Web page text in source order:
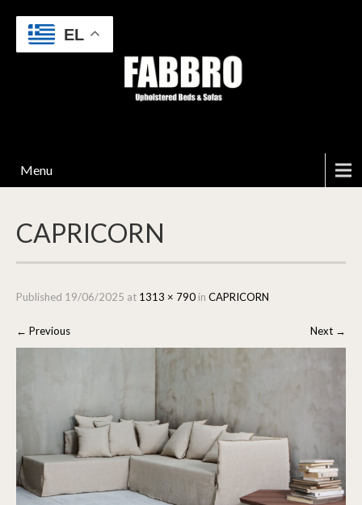
Menu
CAPRICORN
Published 19/06/2025 at 1313 × 790 in CAPRICORN
← Previous Next →
EL